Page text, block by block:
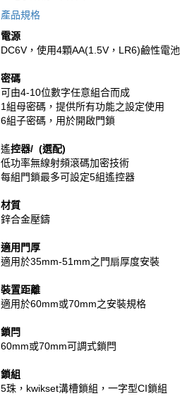
產品規格
電源
DC6V，使用4顆AA(1.5V，LR6)鹼性電池
密碼
可由4-10位數字任意組合而成
1組母密碼，提供所有功能之設定使用
6組子密碼，用於開啟門鎖
遙控器/ (選配)
低功率無線射頻滾碼加密技術
每組門鎖最多可設定5組遙控器
材質
鋅合金壓鑄
適用門厚
適用於35mm-51mm之門扇厚度安裝
裝置距離
適用於60mm或70mm之安裝規格
鎖閂
60mm或70mm可調式鎖閂
鎖組
5珠，kwikset溝槽鎖組，一字型CI鎖組